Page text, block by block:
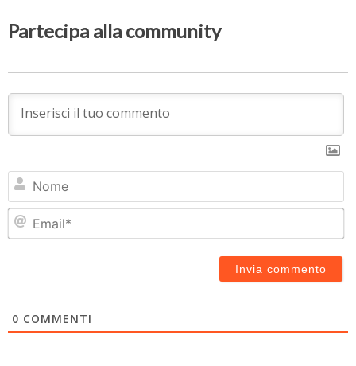
Partecipa alla community
0 COMMENTI